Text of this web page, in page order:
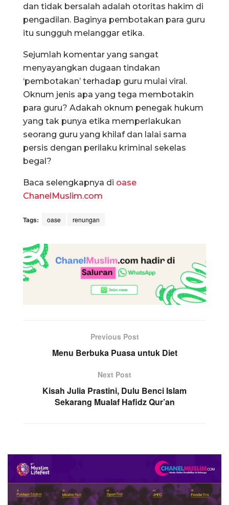
dan tidak bersalah adalah otoritas hakim di
pengadilan. Baginya pembotakan para guru
itu sungguh melanggar etika.
Sejumlah komentar yang sangat
menyayangkan dugaan tindakan
‘pembotakan’ terhadap guru mulai viral.
Oknum jenis apa yang tega membotakin
para guru? Adakah oknum penegak hukum
yang tak punya etika memperlakukan
seorang guru yang khilaf dan lalai sama
persis dengan perilaku kriminal sekelas
begal?
Baca selengkapnya di oase
ChanelMuslim.com
Tags: oase renungan
Previous Post
Menu Berbuka Puasa untuk Diet
Next Post
Kisah Julia Prastini, Dulu Benci Islam
Sekarang Mualaf Hafidz Qur’an